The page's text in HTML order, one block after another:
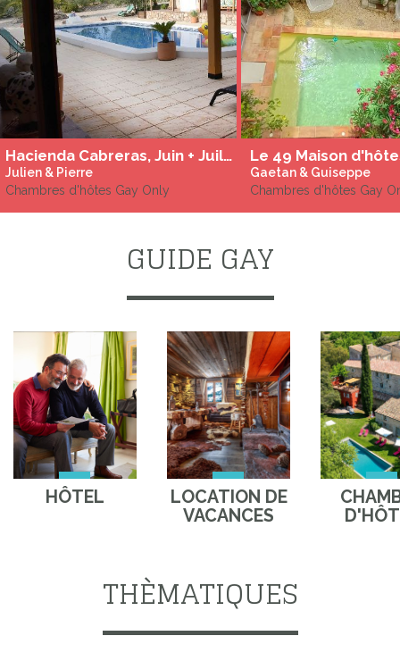
Hacienda Cabreras, Juin + Juillet + Aout + Septembre : Gay Men only Naturiste & Gay Friendly le reste de l'année.
Julien & Pierre
Chambres d'hôtes Gay Only
Gaetan & Guiseppe
Chambres d'hôtes Gay
GUIDE GAY
HÔTEL
LOCATION DE
VACANCES
THÈMATIQUES